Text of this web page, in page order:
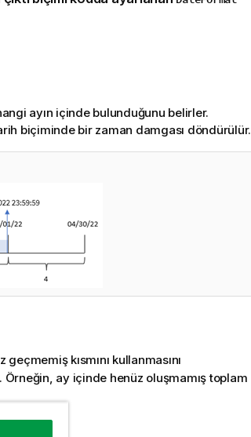
ayın içinde bulunduğunu belirler.
biçiminde bir zaman damgası döndürülür.
kısmını kullanmasını
Örneğin, ay içinde henüz oluşmamış toplam